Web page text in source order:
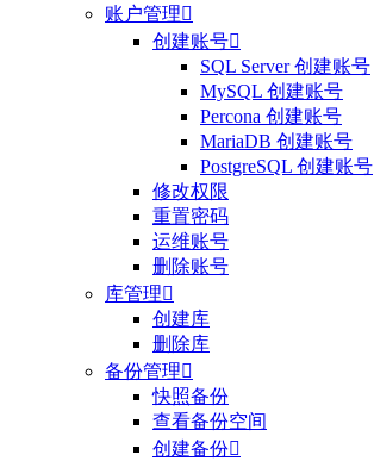
账户管理
创建账号
SQL Server 创建账号
MySQL 创建账号
Percona 创建账号
MariaDB 创建账号
PostgreSQL 创建账号
修改权限
重置密码
运维账号
删除账号
库管理
创建库
删除库
备份管理
快照备份
查看备份空间
创建备份